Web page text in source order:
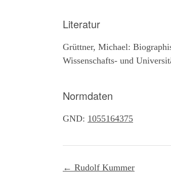
Literatur
Grüttner, Michael:
Wissenschafts- und
Normdaten
GND: 1055164375
← Rudolf Kummer